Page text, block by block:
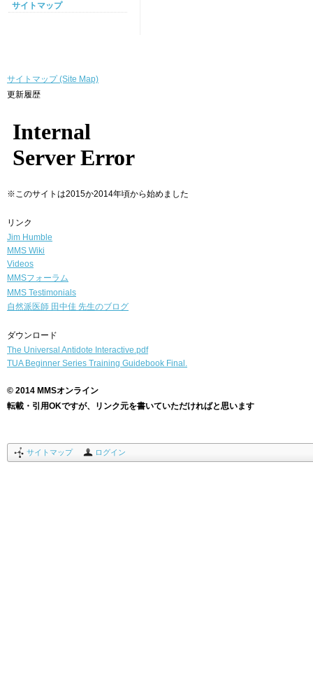
サイトマップ
サイトマップ (Site Map)
更新履歴
※このサイトは2015か2014年頃から始めました
リンク
Jim Humble
MMS Wiki
Videos
MMSフォーラム
MMS Testimonials
自然派医師 田中佳 先生のブログ
ダウンロード
The Universal Antidote Interactive.pdf
TUA Beginner Series Training Guidebook Final.
© 2014 MMSオンライン
転載・引用OKですが、リンク元を書いていただければと思います
サイトマップ ログイン